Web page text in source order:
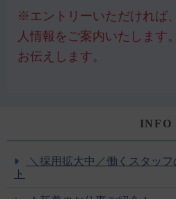
※エントリーいただければ
人情報をご案内いたします
お伝えします。
INFO
＼採用拡大中／働くスタッ
ト